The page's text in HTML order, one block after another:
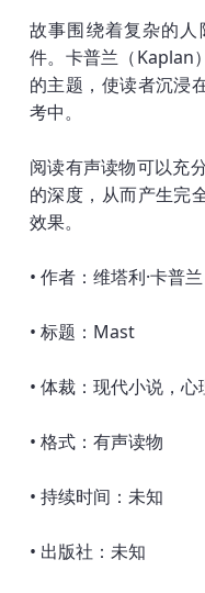
故事围绕着复杂的
件。卡普兰（Kaplan
的主题，使读者沉浸
考中。
阅读有声读物可以充
的深度，从而产生完
效果。
• 作者：维塔利·卡普兰
• 标题：Mast
• 体裁：现代小说，心
• 格式：有声读物
• 持续时间：未知
• 出版社：未知